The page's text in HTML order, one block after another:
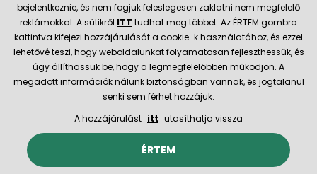
Szállítás és fizetési módok
Megbízható kereskedő
© 2026 Hecht.cz Általános szerződési feltételek
Az e-boltot létrehozta és technikailag biztosítjaSIMPLIA.cz
bejelentkeznie, és nem fogjuk feleslegesen zaklatni nem megfelelő
reklámokkal. A sütikről ITT tudhat meg többet. Az ÉRTEM gombra
kattintva kifejezi hozzájárulását a cookie-k használatához, és ezzel
lehetővé teszi, hogy weboldalunkat folyamatosan fejleszthessük, és
úgy állíthassuk be, hogy a legmegfelelőbben működjön. A
megadott információk nálunk biztonságban vannak, és jogtalanul
senki sem férhet hozzájuk.
A hozzájárulást itt utasíthatja vissza
ÉRTEM